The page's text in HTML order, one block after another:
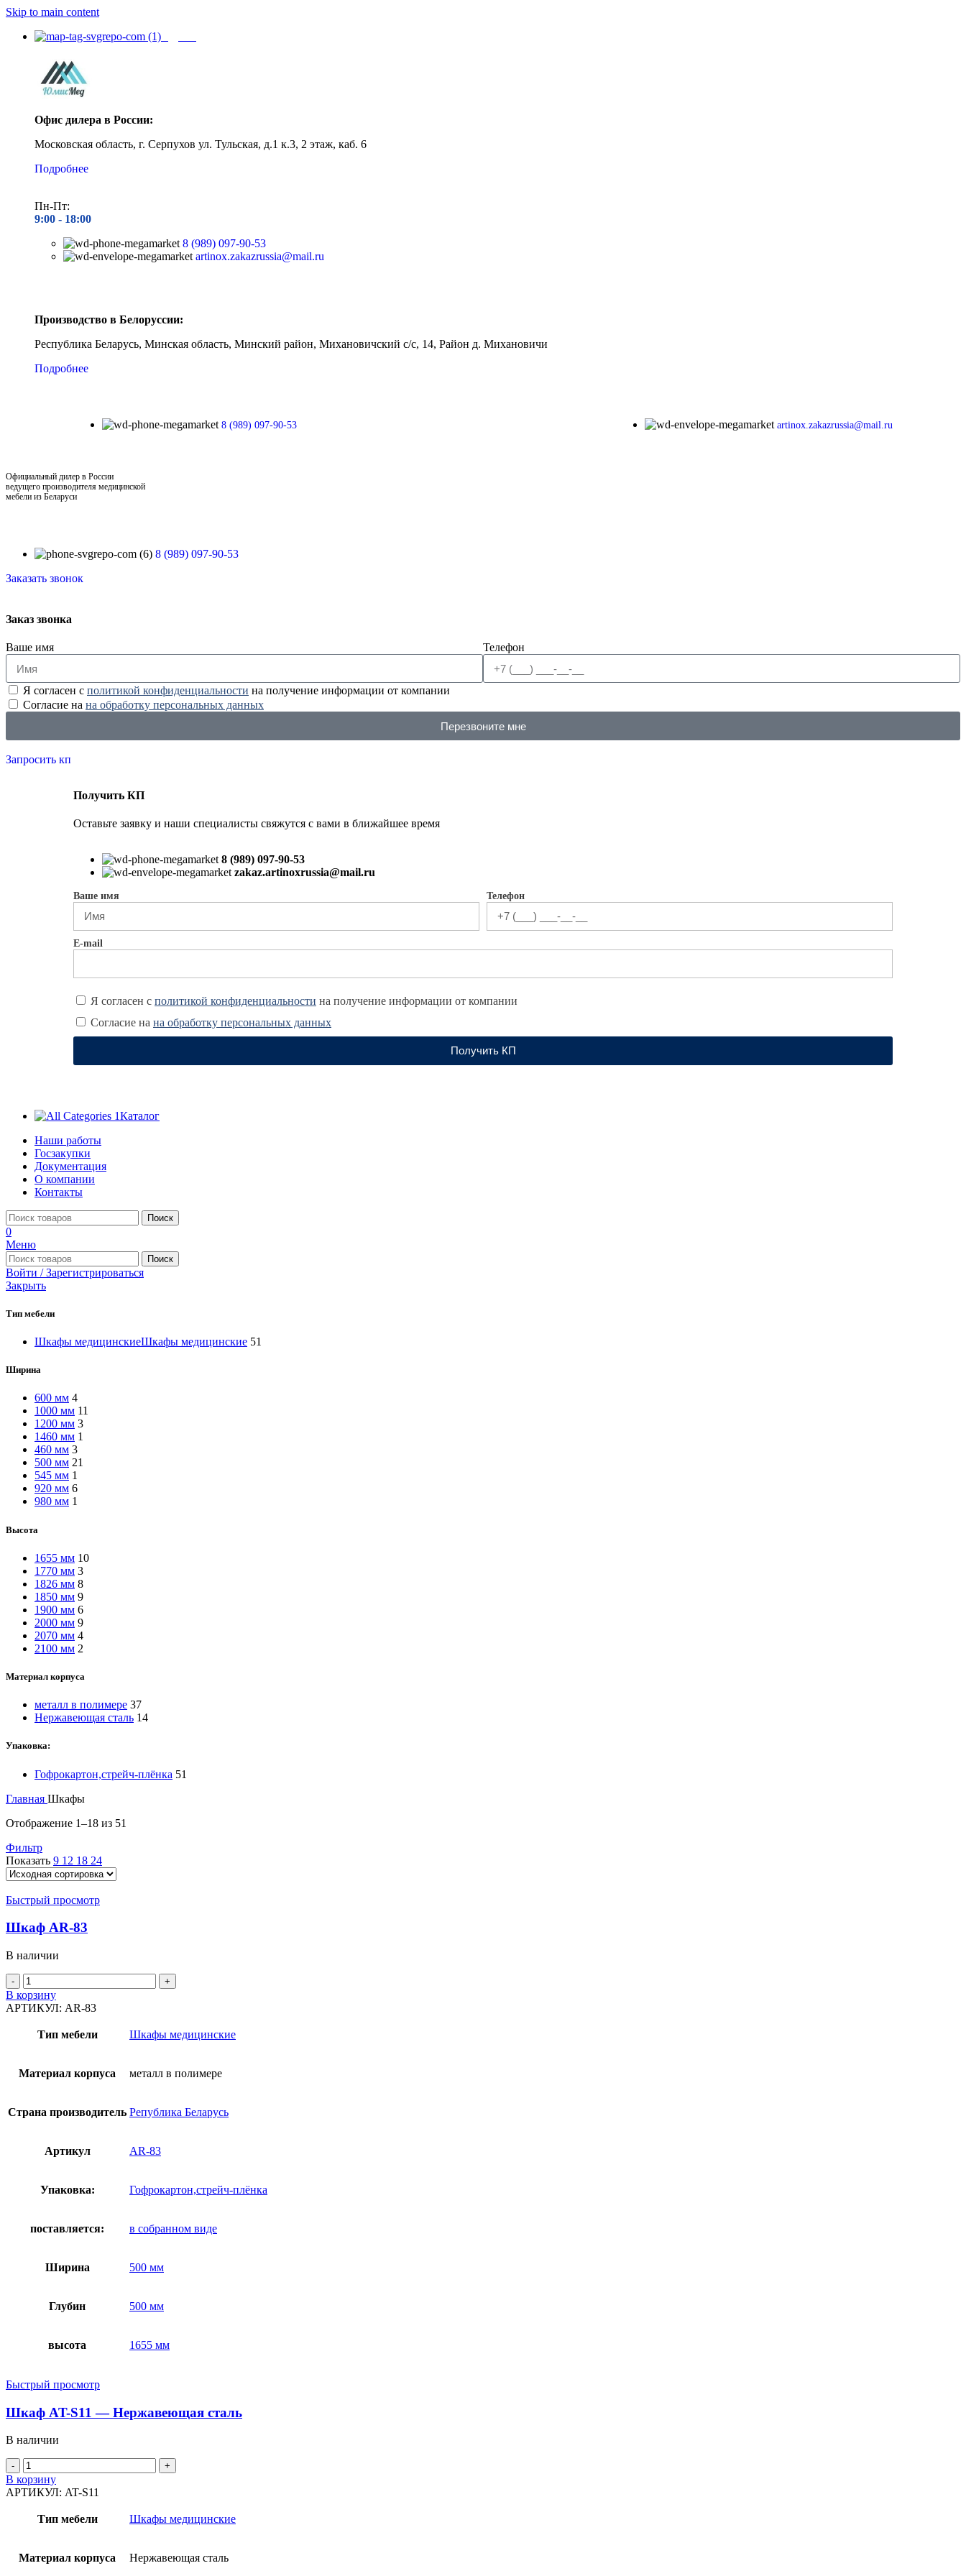
Skip to main content
Офис дилера в России:
Московская область, г. Серпухов ул. Тульская, д.1 к.3, 2 этаж, каб. 6
Подробнее
Пн-Пт:
9:00 - 18:00
8 (989) 097-90-53
artinox.zakazrussia@mail.ru
Производство в Белоруссии:
Республика Беларусь, Минская область, Минский район, Михановичский с/с, 14, Район д. Михановичи
Подробнее
8 (989) 097-90-53 artinox.zakazrussia@mail.ru
Официальный дилер в России
ведущего производителя медицинской
мебели из Беларуси
8 (989) 097-90-53
Заказать звонок
Заказ звонка
Ваше имя Телефон
Я согласен с политикой конфиденциальности на получение информации от компании
Согласие на на обработку персональных данных
Перезвоните мне
Запросить кп
Получить КП
Оставьте заявку и наши специалисты свяжутся с вами в ближайшее время
8 (989) 097-90-53
zakaz.artinoxrussia@mail.ru
Ваше имя Телефон
E-mail
Я согласен с политикой конфиденциальности на получение информации от компании
Согласие на на обработку персональных данных
Получить КП
Каталог
Наши работы
Госзакупки
Документация
О компании
Контакты
Поиск
0
Меню
Поиск
Войти / Зарегистрироваться
Закрыть
Тип мебели
Шкафы медицинскиеШкафы медицинские 51
Ширина
600 мм 4
1000 мм 11
1200 мм 3
1460 мм 1
460 мм 3
500 мм 21
545 мм 1
920 мм 6
980 мм 1
Высота
1655 мм 10
1770 мм 3
1826 мм 8
1850 мм 9
1900 мм 6
2000 мм 9
2070 мм 4
2100 мм 2
Материал корпуса
металл в полимере 37
Нержавеющая сталь 14
Упаковка:
Гофрокартон,стрейч-плёнка 51
Главная Шкафы
Отображение 1–18 из 51
Фильтр
Показать 9 12 18 24
Быстрый просмотр
Шкаф AR-83
В наличии
В корзину
АРТИКУЛ: AR-83
Тип мебели Шкафы медицинские
Материал корпуса металл в полимере
Страна производитель Република Беларусь
Артикул AR-83
Упаковка: Гофрокартон,стрейч-плёнка
поставляется: в собранном виде
Ширина 500 мм
Глубин 500 мм
высота 1655 мм
Быстрый просмотр
Шкаф AT-S11 — Нержавеющая сталь
В наличии
В корзину
АРТИКУЛ: AT-S11
Тип мебели Шкафы медицинские
Материал корпуса Нержавеющая сталь